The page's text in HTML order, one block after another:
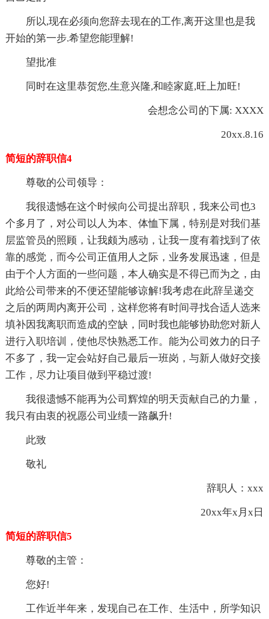
所以,现在必须向您辞去现在的工作,离开这里也是我
开始的第一步.希望您能理解!
望批准
同时在这里恭贺您,生意兴隆,和睦家庭,旺上加旺!
会想念公司的下属: XXXX
20xx.8.16
简短的辞职信4
尊敬的公司领导：
我很遗憾在这个时候向公司提出辞职，我来公司也3
个多月了，对公司以人为本、体恤下属，特别是对我们基
层监管员的照顾，让我颇为感动，让我一度有着找到了依
靠的感觉，而今公司正值用人之际，业务发展迅速，但是
由于个人方面的一些问题，本人确实是不得已而为之，由
此给公司带来的不便还望能够谅解!我考虑在此辞呈递交
之后的两周内离开公司，这样您将有时间寻找合适人选来
填补因我离职而造成的空缺，同时我也能够协助您对新人
进行入职培训，使他尽快熟悉工作。能为公司效力的日子
不多了，我一定会站好自己最后一班岗，与新人做好交接
工作，尽力让项目做到平稳过渡!
我很遗憾不能再为公司辉煌的明天贡献自己的力量，
我只有由衷的祝愿公司业绩一路飙升!
此致
敬礼
辞职人：xxx
20xx年x月x日
简短的辞职信5
尊敬的主管：
您好!
工作近半年来，发现自己在工作、生活中，所学知识